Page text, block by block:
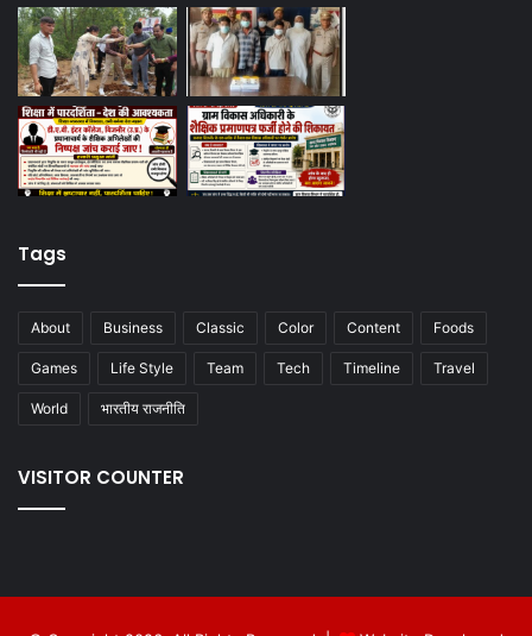
Tags
About Business Classic Color Content Foods
Games Life Style Team Tech Timeline Travel
World भारतीय राजनीति
VISITOR COUNTER